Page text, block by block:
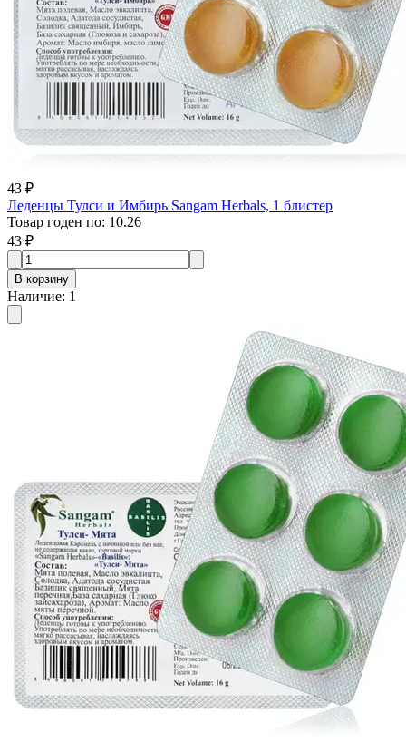
43 ₽
Леденцы Тулси и Имбирь Sangam Herbals, 1 блистер
Товар годен по: 10.26
43 ₽
В корзину
Наличие: 1